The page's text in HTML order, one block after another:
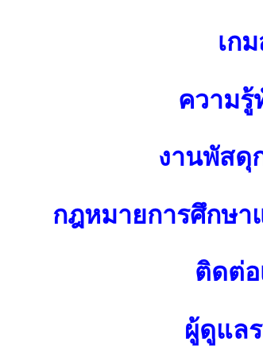
เก
ความรู้
งานพัสดุ
กฎหมายการศึกษ
ติดต่อ
ผู้ดูแล